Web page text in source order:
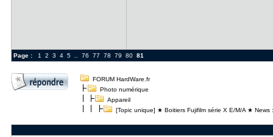
Page : 1 2 3 4 5.. 76 77 78 79 80 81
FORUM HardWare.fr
Photo numérique
Appareil
[Topic unique] ★ Boitiers Fujifilm série X E/M/A ★ News